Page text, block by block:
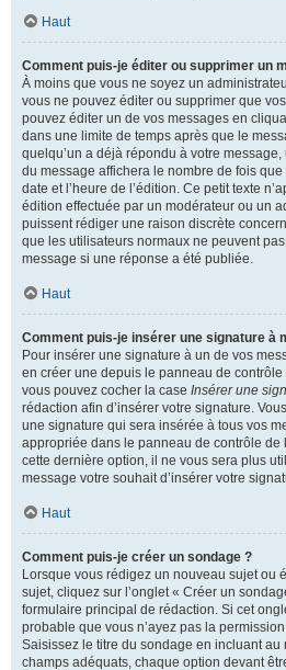
Haut
Comment puis-je éditer ou supprimer un
À moins que vous ne soyez un
vous ne pouvez éditer ou supprimer que
pouvez éditer un de vos messages en
dans une limite de temps après que le
quelqu’un a déjà répondu à votre
du message affichera le nombre de fois
date et l’heure de l’édition. Ce petit texte
édition effectuée par un modérateur ou un
puissent rédiger une raison discrète
que les utilisateurs normaux ne peuvent
message si une réponse a été publiée.
Haut
Comment puis-je insérer une signature à
Pour insérer une signature à un de vos
en créer une depuis le panneau de contrôle
vous pouvez cocher la case Insérer une
rédaction afin d’insérer votre signature.
une signature qui sera insérée à tous vos
appropriée dans le panneau de contrôle de
cette dernière option, il ne vous sera plus
message votre souhait d’insérer votre
Haut
Comment puis-je créer un sondage ?
Lorsque vous rédigez un nouveau sujet ou
sujet, cliquez sur l’onglet « Créer un
formulaire principal de rédaction. Si cet
probable que vous n’ayez pas la
Saisissez le titre du sondage en incluant
champs adéquats, chaque option devant